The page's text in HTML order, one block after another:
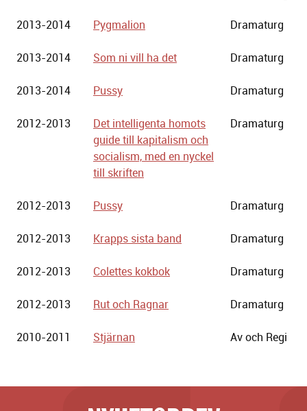
2013-2014 Pygmalion Dramaturg
2013-2014 Som ni vill ha det Dramaturg
2013-2014 Pussy Dramaturg
2012-2013
Det intelligenta homots
guide till kapitalism och
socialism, med en nyckel
till skriften
Dramaturg
2012-2013 Pussy Dramaturg
2012-2013 Krapps sista band Dramaturg
2012-2013 Colettes kokbok Dramaturg
2012-2013 Rut och Ragnar Dramaturg
2010-2011 Stjärnan Av och Regi